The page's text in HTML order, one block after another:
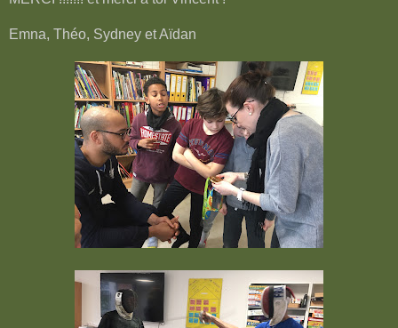
Emna, Théo, Sydney et Aïdan